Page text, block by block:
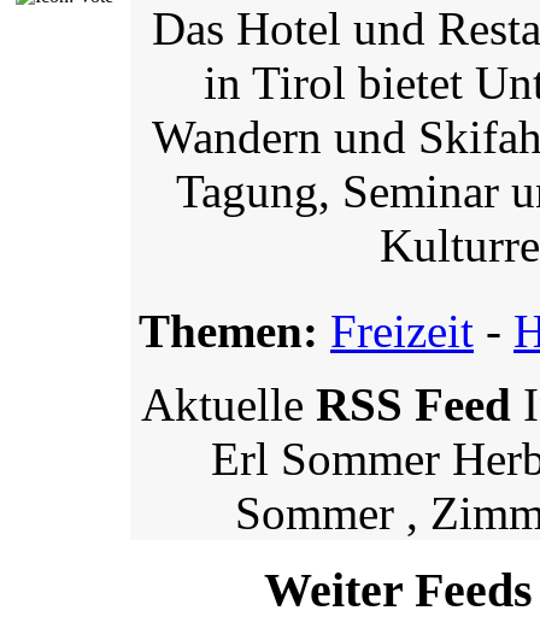
Das Hotel und
in Tirol bietet
Wandern und
Tagung, Seminar
Themen: Freizeit -
Aktuelle RSS Feed
Erl Sommer
Sommer ,
Weiter